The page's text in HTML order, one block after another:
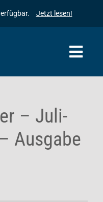
Jetzt lesen!
– Juli-
Ausgabe